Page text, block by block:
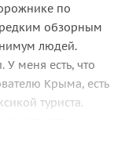
по
обзорным
людей.
меня есть, что
Крыма, есть
туриста.